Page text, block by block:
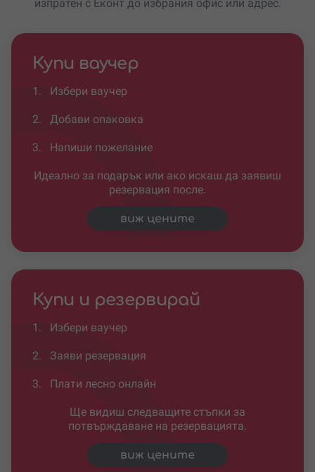
изпратен с Еконт до избрания офис или адрес.
Купи ваучер
1. Избери ваучер
2. Добави опаковка
3. Напиши пожелание
Идеално за подарък или ако искаш да заявиш
резервация после.
виж цените
Купи и резервирай
1. Избери ваучер
2. Заяви резервация
3. Плати лесно онлайн
Ще видиш следващите стъпки за
потвърждаване на резервацията.
виж цените